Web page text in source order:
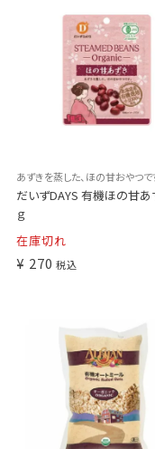
あずきを蒸した、ほの甘おやつで
だいずDAYS 有機ほの甘あ
ｇ
在庫切れ
¥ 270 税込